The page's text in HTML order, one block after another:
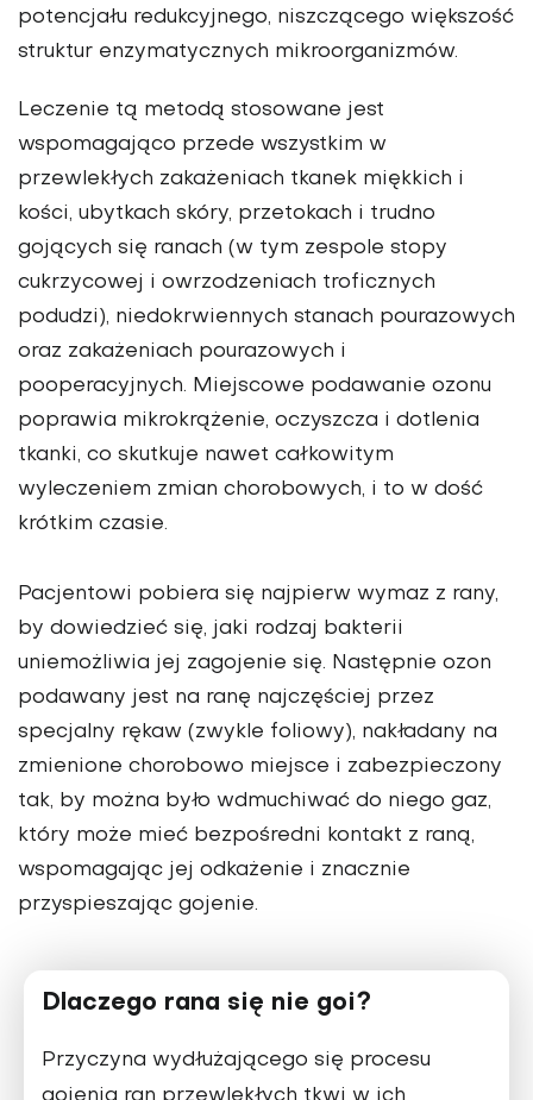
potencjału redukcyjnego, niszczącego większość
struktur enzymatycznych mikroorganizmów.
Leczenie tą metodą stosowane jest
wspomagająco przede wszystkim w
przewlekłych zakażeniach tkanek miękkich i
kości, ubytkach skóry, przetokach i trudno
gojących się ranach (w tym zespole stopy
cukrzycowej i owrzodzeniach troficznych
podudzi), niedokrwiennych stanach pourazowych
oraz zakażeniach pourazowych i
pooperacyjnych. Miejscowe podawanie ozonu
poprawia mikrokrążenie, oczyszcza i dotlenia
tkanki, co skutkuje nawet całkowitym
wyleczeniem zmian chorobowych, i to w dość
krótkim czasie.
Pacjentowi pobiera się najpierw wymaz z rany,
by dowiedzieć się, jaki rodzaj bakterii
uniemożliwia jej zagojenie się. Następnie ozon
podawany jest na ranę najczęściej przez
specjalny rękaw (zwykle foliowy), nakładany na
zmienione chorobowo miejsce i zabezpieczony
tak, by można było wdmuchiwać do niego gaz,
który może mieć bezpośredni kontakt z raną,
wspomagając jej odkażenie i znacznie
przyspieszając gojenie.
Dlaczego rana się nie goi?
Przyczyna wydłużającego się procesu